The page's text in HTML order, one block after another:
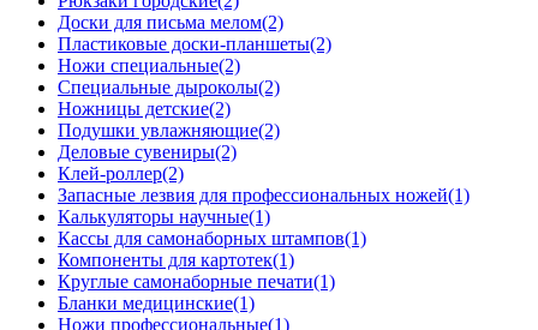
Доски для письма мелом(2)
Пластиковые доски-планшеты(2)
Ножи специальные(2)
Специальные дыроколы(2)
Ножницы детские(2)
Подушки увлажняющие(2)
Деловые сувениры(2)
Клей-роллер(2)
Запасные лезвия для профессиональных ножей(1)
Калькуляторы научные(1)
Кассы для самонаборных штампов(1)
Компоненты для картотек(1)
Круглые самонаборные печати(1)
Бланки медицинские(1)
Ножи профессиональные(1)